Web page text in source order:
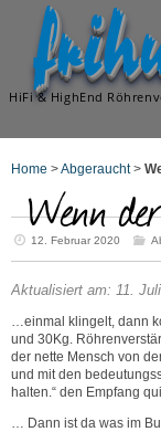
HiFi & HighEnd
Home >Abgeraucht>
Wenn
12. Februar 2020
Aktualisiert am: 11.
…einmal klingelt, dann
und 30Kg.
der nette Mensch von
und mit den
halten.“ den Empfang
… Dann ist da was im